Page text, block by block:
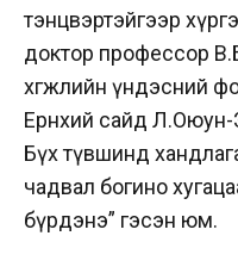
тэнцвэртэйгээр
доктор профессор
хөгжлийн үндэсний
Ерөнхий сайд Л.Оюун-
Бүх түвшинд
чадвал богино
бүрдэнэ” гэсэн юм.